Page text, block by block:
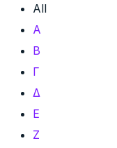
All
Α
Β
Γ
Δ
Ε
Ζ